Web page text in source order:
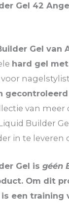
Gel 42
Gel van
hard gel
gecontroleerd
van meer
Builder
in te leveren
Gel is géén
Om dit
is een training